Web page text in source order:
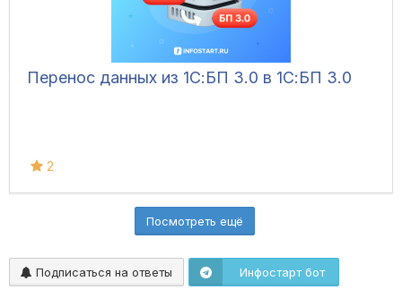
Перенос данных из 1С:БП 3.0 в 1С:БП 3.0
2
Посмотреть ещё
Подписаться на ответы Инфостарт бот